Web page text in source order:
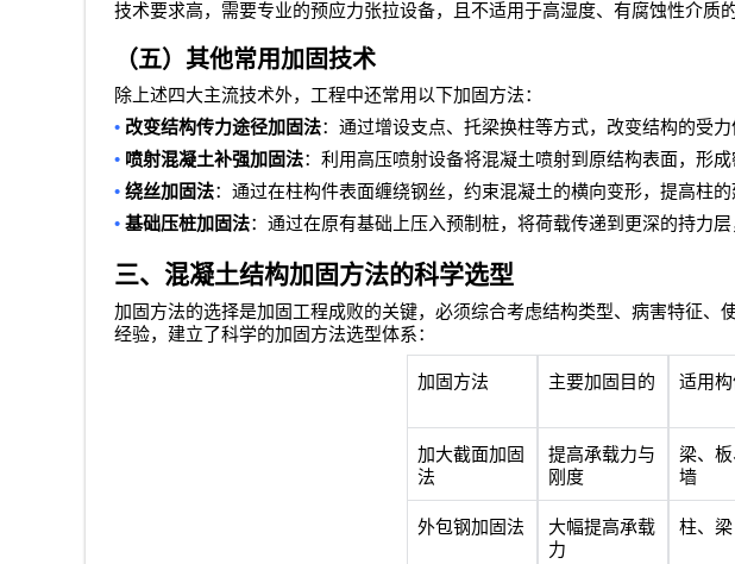
技术要求高，需要专业的预应力张拉设备，且不适用于高湿度、有腐蚀性介质的
（五）其他常用加固技术
除上述四大主流技术外，工程中还常用以下加固方法：
• 改变结构传力途径加固法：通过增设支点、托梁换柱等方式，改变结构的受
• 喷射混凝土补强加固法：利用高压喷射设备将混凝土喷射到原结构表面，形
• 绕丝加固法：通过在柱构件表面缠绕钢丝，约束混凝土的横向变形，提高柱
• 基础压桩加固法：通过在原有基础上压入预制桩，将荷载传递到更深的持力
三、混凝土结构加固方法的科学选型
加固方法的选择是加固工程成败的关键，必须综合考虑结构类型、病害特征
经验，建立了科学的加固方法选型体系：
加固方法 主要加固目的 适用
加大截面加固
法
提高承载力与
刚度
梁、板
墙
外包钢加固法
大幅提高承载
力
柱、梁